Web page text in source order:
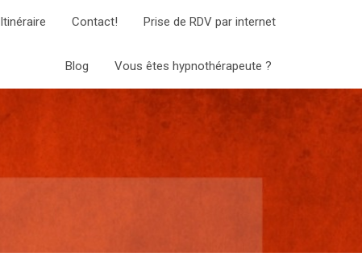
Itinéraire Contact! Prise de RDV par internet
Blog Vous êtes hypnothérapeute ?